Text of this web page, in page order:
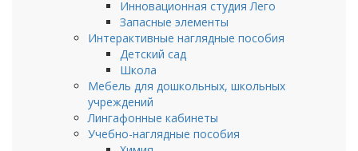
Инновационная студия Лего
Запасные элементы
Интерактивные наглядные пособия
Детский сад
Школа
Мебель для дошкольных, школьных
учреждений
Лингафонные кабинеты
Учебно-наглядные пособия